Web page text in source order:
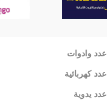
عدد وادوات
عدد كهربائية
عدد يدوية